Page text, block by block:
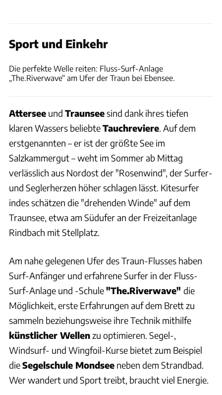
Sport und Einkehr
Die perfekte Welle reiten: Fluss-Surf-Anlage
„The.Riverwave“ am Ufer der Traun bei Ebensee.
Attersee und Traunseesind dank ihres tiefen
klaren Wassers beliebteTauchreviere. Auf dem
erstgenannten – er ist der größte See im
Salzkammergut – weht im Sommer ab Mittag
verlässlich aus Nordost der "Rosenwind", der Surfer-
und Seglerherzen höher schlagen lässt. Kitesurfer
indes schätzen die "drehenden Winde" auf dem
Traunsee, etwa am Südufer an der Freizeitanlage
Rindbach mit Stellplatz.
Am nahe gelegenen Ufer des Traun-Flusses haben
Surf-Anfänger und erfahrene Surfer in der Fluss-
Surf-Anlage und -Schule"The.Riverwave" die
Möglichkeit, erste Erfahrungen auf dem Brett zu
sammeln beziehungsweise ihre Technik mithilfe
künstlicher Wellenzu optimieren. Segel-,
Windsurf- und Wingfoil-Kurse bietet zum Beispiel
dieSegelschule Mondsee neben dem Strandbad.
Wer wandert und Sport treibt, braucht viel Energie.